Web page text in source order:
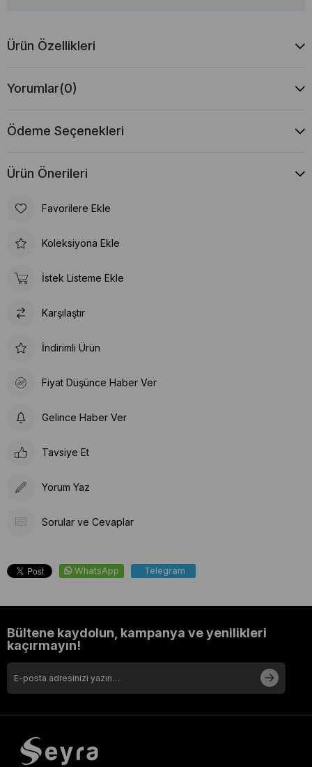
Ürün Özellikleri
Yorumlar(0)
Ödeme Seçenekleri
Ürün Önerileri
Favorilere Ekle
Koleksiyona Ekle
İstek Listeme Ekle
Karşılaştır
İndirimli Ürün
Fiyat Düşünce Haber Ver
Gelince Haber Ver
Tavsiye Et
Yorum Yaz
Sorular ve Cevaplar
WhatsApp Telegram
Bültene kaydolun, kampanya ve yenilikleri
kaçırmayın!